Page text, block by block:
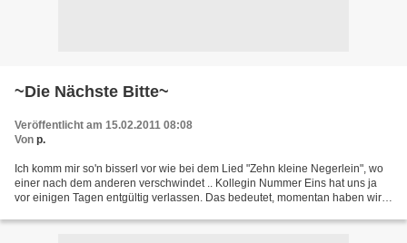
~Die Nächste Bitte~
Veröffentlicht am 15.02.2011 08:08
Von p.
Ich komm mir so'n bisserl vor wie bei dem Lied "Zehn kleine Negerlein", wo
einer nach dem anderen verschwindet .. Kollegin Nummer Eins hat uns ja
vor einigen Tagen entgültig verlassen. Das bedeutet, momentan haben wir